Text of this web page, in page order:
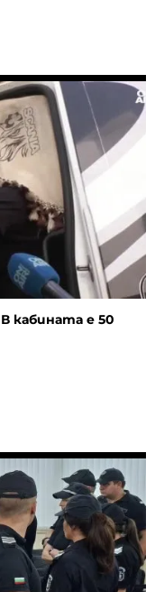
кабината е 50